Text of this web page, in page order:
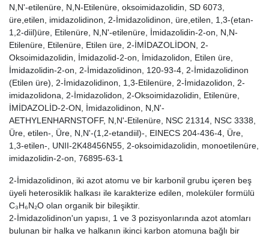
N,N'-etilenüre, N,N-Etilenüre, oksoimidazolidin, SD 6073,
üre,etilen, imidazolidinon, 2-İmidazolidinon, üre,etilen, 1,3-(etan-
1,2-diil)üre, Etilenüre, N,N'-etilenüre, İmidazolidin-2-on, N,N-
Etilenüre, Etilenüre, Etilen üre, 2-İMİDAZOLİDON, 2-
Oksoimidazolidin, İmidazolid-2-on, İmidazolidon, Etilen üre,
İmidazolidin-2-on, 2-İmidazolidinon, 120-93-4, 2-İmidazolidinon
(Etilen üre), 2-İmidazolidinon, 1,3-Etilenüre, 2-İmidazolidon, 2-
imidazolidona, 2-İmidazolidon, 2-Oksoimidazolidin, Etilenüre,
İMİDAZOLİD-2-ON, İmidazolidinon, N,N'-
AETHYLENHARNSTOFF, N,N'-Etilenüre, NSC 21314, NSC 3338,
Üre, etilen-, Üre, N,N'-(1,2-etandiil)-, EINECS 204-436-4, Üre,
1,3-etilen-, UNII-2K48456N55, 2-oksoimidazolidin, monoetilenüre,
imidazolidin-2-on, 76895-63-1
2-İmidazolidinon, iki azot atomu ve bir karbonil grubu içeren beş
üyeli heterosiklik halkası ile karakterize edilen, moleküler formülü
C₃H₆N₂O olan organik bir bileşiktir.
2-İmidazolidinon'un yapısı, 1 ve 3 pozisyonlarında azot atomları
bulunan bir halka ve halkanın ikinci karbon atomuna bağlı bir